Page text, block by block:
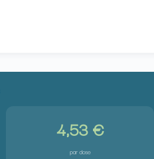
4,53 €
par dose